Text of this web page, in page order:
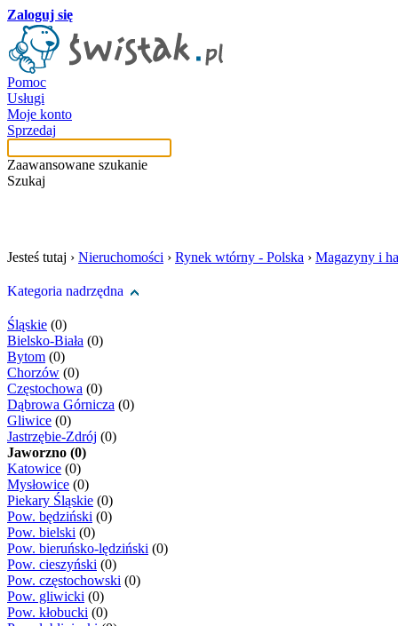
Zaloguj się
Pomoc
Usługi
Moje konto
Sprzedaj
Zaawansowane szukanie
Szukaj
Jesteś tutaj › Nieruchomości › Rynek wtórny - Polska › Magazyny i
Kategoria nadrzędna
Śląskie (0)
Bielsko-Biała (0)
Bytom (0)
Chorzów (0)
Częstochowa (0)
Dąbrowa Górnicza (0)
Gliwice (0)
Jastrzębie-Zdrój (0)
Jaworzno (0)
Katowice (0)
Mysłowice (0)
Piekary Śląskie (0)
Pow. będziński (0)
Pow. bielski (0)
Pow. bieruńsko-lędziński (0)
Pow. cieszyński (0)
Pow. częstochowski (0)
Pow. gliwicki (0)
Pow. kłobucki (0)